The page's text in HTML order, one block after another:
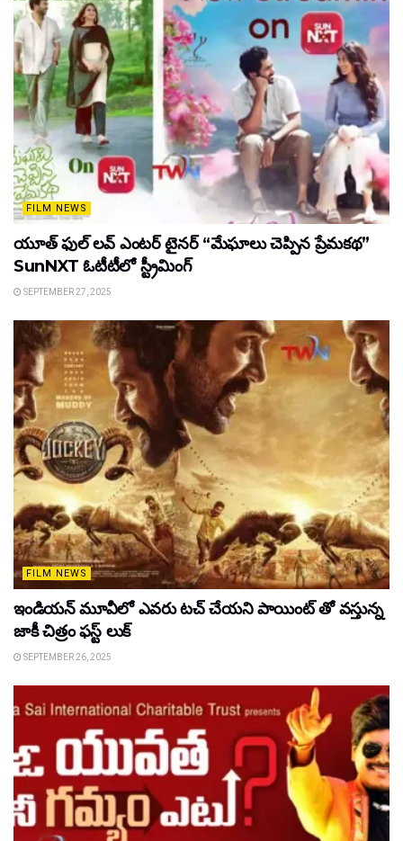
FILM NEWS
యూత్ ఫుల్ లవ్ ఎంటర్ టైనర్ “మేఘాలు చెప్పిన ప్రేమకథ”
SunNXT ఓటీటీలో స్ట్రీమింగ్
SEPTEMBER 27, 2025
FILM NEWS
ఇండియన్ మూవీలో ఎవరు టచ్ చేయని పాయింట్ తో వస్తున్న
జాకీ చిత్రం ఫస్ట్ లుక్
SEPTEMBER 26, 2025